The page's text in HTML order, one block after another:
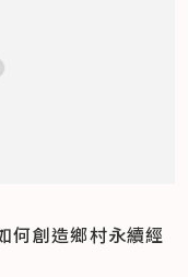
何創造鄉村永續經